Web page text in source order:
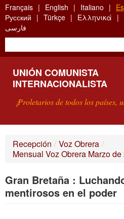
Skip
to
main
content
Français English Italiano
Русский
Türkçe Ελληνικά
فارسی
UNIÓN COMUNISTA
INTERNACIONALISTA
¡Proletarios de todos los países,
¿QUÉ ES LA UCI?
BÚSQUEDA
Recepción / Voz Obrera /
Mensual Voz Obrera Marzo de
Gran Bretaña :
mentirosos en el poder